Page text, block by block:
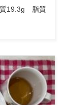
質19.3g 脂質